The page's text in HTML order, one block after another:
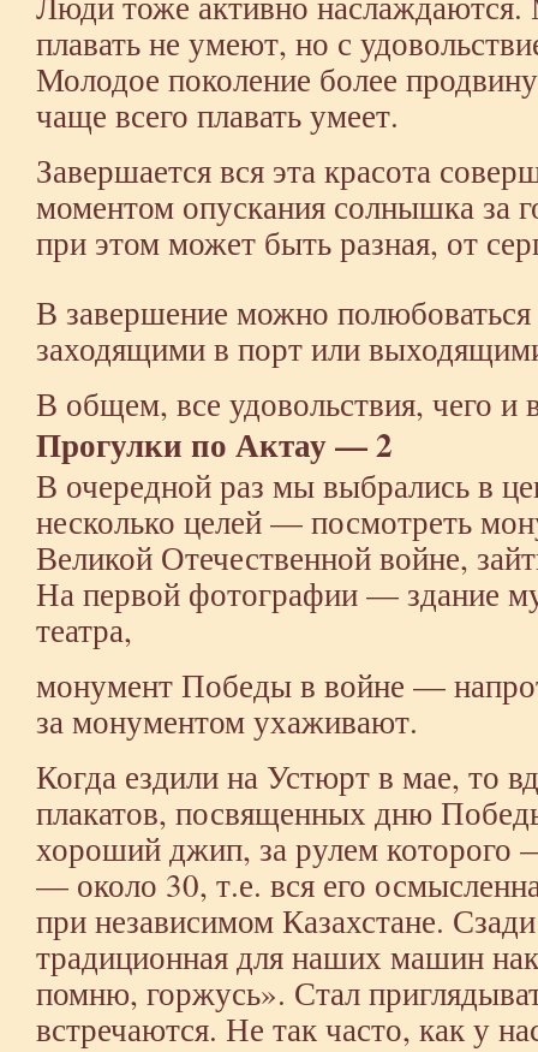
плавать не умеют, но с
Молодое поколение более
чаще всего плавать умеет.
Завершается вся эта красота
моментом опускания солнышка за
при этом может быть разная, от
В завершение можно
заходящими в порт или
В общем, все удовольствия, чего и
Прогулки по Актау — 2
В очередной раз мы выбрались в
несколько целей — посмотреть
Великой Отечественной войне,
На первой фотографии — здание
театра,
монумент Победы в войне —
за монументом ухаживают.
Когда ездили на Устюрт в мае, то
плакатов, посвященных дню
хороший джип, за рулем которого
— около 30, т.е. вся его
при независимом Казахстане.
традиционная для наших машин
помню, горжусь». Стал
встречаются. Не так часто, как у